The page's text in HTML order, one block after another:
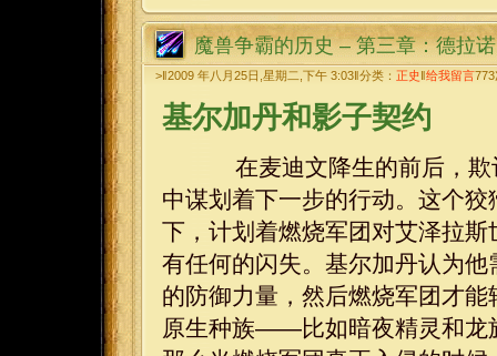
魔兽争霸的历史 – 第三章：德拉
>‖2009 年八月25日,星期二,下午 3:03‖分类： 正史 给我留言773
基尔加丹和影子契约
在麦迪文降生的前后，欺
中谋划着下一步的行动。这个
下，计划着燃烧军团对艾泽拉
有任何的闪失。基尔加丹认为
的防御力量，然后燃烧军团才
原生种族——比如暗夜精灵和